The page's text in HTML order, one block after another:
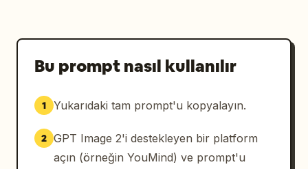
Bu prompt nasıl kullanılır
1 Yukarıdaki tam prompt'u kopyalayın.
2 GPT Image 2'i destekleyen bir platform
açın (örneğin YouMind) ve prompt'u